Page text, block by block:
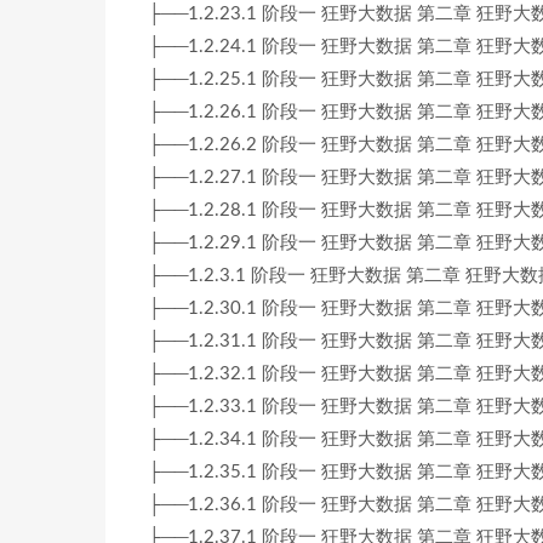
├──1.2.23.1 阶段一 狂野大数据 第二章 狂野
├──1.2.24.1 阶段一 狂野大数据 第二章 狂野
├──1.2.25.1 阶段一 狂野大数据 第二章 狂野
├──1.2.26.1 阶段一 狂野大数据 第二章 狂野
├──1.2.26.2 阶段一 狂野大数据 第二章 狂野
├──1.2.27.1 阶段一 狂野大数据 第二章 狂野
├──1.2.28.1 阶段一 狂野大数据 第二章 狂野
├──1.2.29.1 阶段一 狂野大数据 第二章 狂野
├──1.2.3.1 阶段一 狂野大数据 第二章 狂野大
├──1.2.30.1 阶段一 狂野大数据 第二章 狂野
├──1.2.31.1 阶段一 狂野大数据 第二章 狂野大
├──1.2.32.1 阶段一 狂野大数据 第二章 狂野大
├──1.2.33.1 阶段一 狂野大数据 第二章 狂野大
├──1.2.34.1 阶段一 狂野大数据 第二章 狂野大
├──1.2.35.1 阶段一 狂野大数据 第二章 狂野大
├──1.2.36.1 阶段一 狂野大数据 第二章 狂野大
├──1.2.37.1 阶段一 狂野大数据 第二章 狂野大